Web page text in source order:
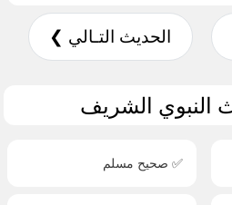
الحديث التـالي ❯
النبوي الشريف
✅ صحيح مسلم